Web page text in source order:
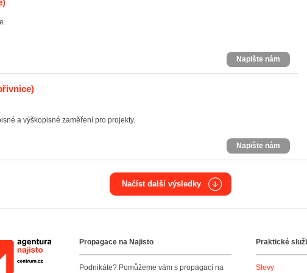
Napište nám
a výškopisné zaměření pro projekty.
Napište nám
Načíst další výsledky
Agentura NajistoPropagace na Najisto
Podnikáte? Pomůžeme vám s propagací na
Praktické
Slevy